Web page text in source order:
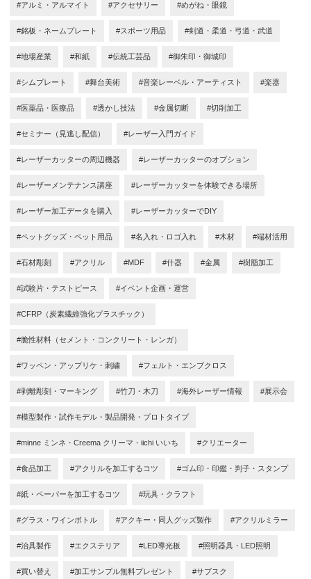
#アルミ・アルマイト #アクセサリー #めがね・眼鏡
#銘板・ネームプレート #スポーツ用品 #剣道・柔道・弓道・武道
#地場産業 #和紙 #伝統工芸品 #御朱印・御城印
#シムプレート #舞台美術 #音楽レーベル・アーティスト #楽器
#医薬品・医療品 #透かし技法 #金属切断 #切削加工
#セミナー（見逃し配信） #レーザー入門ガイド
#レーザーカッターの周辺機器 #レーザーカッターのオプション
#レーザーメンテナンス講座 #レーザーカッターを体験できる場所
#レーザー加工データを購入 #レーザーカッターでDIY
#ペットグッズ・ペット用品 #名入れ・ロゴ入れ #木材 #端材活用
#石材彫刻 #アクリル #MDF #什器 #金属 #樹脂加工
#試験片・テストピース #イベント企画・運営
#CFRP（炭素繊維強化プラスチック）
#脆性材料（セメント・コンクリート・レンガ）
#ワッペン・アップリケ・刺繍 #フェルト・エンブクロス
#剥離彫刻・マーキング #竹刀・木刀 #海外レーザー情報 #展示会
#模型製作・試作モデル・製品開発・プロトタイプ
#minne ミンネ・Creema クリーマ・iichi いいち #クリエーター
#食品加工 #アクリルを加工するコツ #ゴム印・印鑑・判子・スタンプ
#紙・ペーパーを加工するコツ #玩具・クラフト
#グラス・ワインボトル #アクキー・同人グッズ製作 #アクリルミラー
#治具製作 #エクステリア #LED導光板 #照明器具・LED照明
#買い替え #加工サンプル無料プレゼント #サブスク